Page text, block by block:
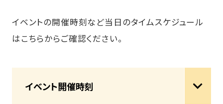
イベントの開催時刻など当日のタイムスケジュール
はこちらからご確認ください。
イベント開催時刻